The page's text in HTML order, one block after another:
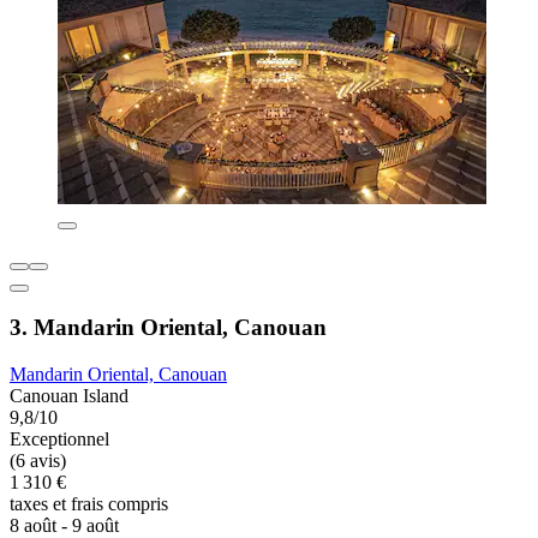
3. Mandarin Oriental, Canouan
Mandarin Oriental, Canouan
Canouan Island
9,8/10
Exceptionnel
(6 avis)
1 310 €
taxes et frais compris
8 août - 9 août